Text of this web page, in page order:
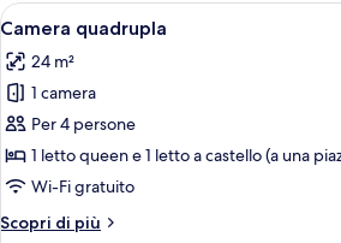
Apri
tutte
le
foto
per
Camera
quadrupla
Una
5
Camera quadrupla
24 m²
1 camera
Per 4 persone
1 letto queen e 1 letto a castello (a una
Wi-Fi gratuito
Scopri di più
Altri